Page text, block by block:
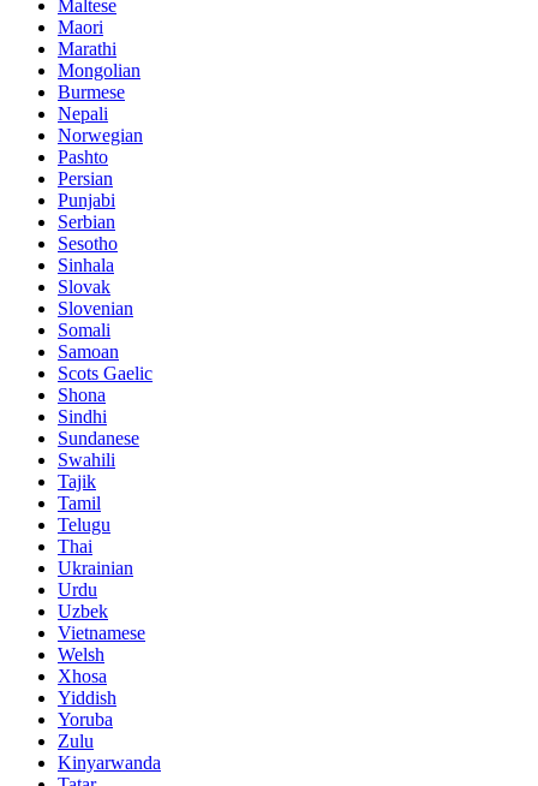
Maltese
Maori
Marathi
Mongolian
Burmese
Nepali
Norwegian
Pashto
Persian
Punjabi
Serbian
Sesotho
Sinhala
Slovak
Slovenian
Somali
Samoan
Scots Gaelic
Shona
Sindhi
Sundanese
Swahili
Tajik
Tamil
Telugu
Thai
Ukrainian
Urdu
Uzbek
Vietnamese
Welsh
Xhosa
Yiddish
Yoruba
Zulu
Kinyarwanda